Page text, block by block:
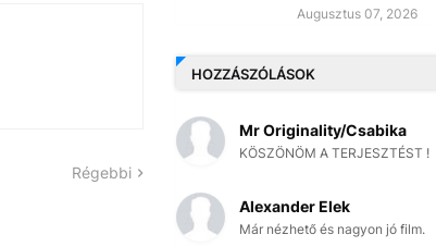
Régebbi
Augusztus 07, 2026
HOZZÁSZÓLÁSOK
Mr Originality/Csabika
KÖSZÖNÖM A TERJESZTÉST !
Alexander Elek
Már nézhető és nagyon jó film.